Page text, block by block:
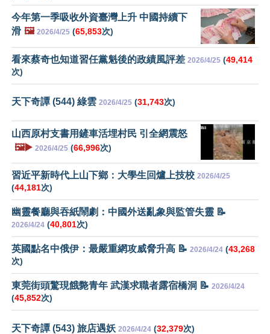
今年第一季吸收外資臺灣上升 中國持續下
滑 🖼️ 2026/4/25 (65,853次)
看來蔡奇也知道習任黨魁後的政績風評差 2026/4/25 (49,414
次)
天下奇譚 (544) 綠雲 2026/4/25 (31,743次)
山西原村支書用鏟車活埋村民 引全網震怒
🖼️▶️ 2026/4/25 (66,996次)
習近平新時代上山下鄉：大學生回爐上技校 2026/4/25
(44,181次)
幽靈餐廳與吞紙鬧劇：中國外送亂象與監管失靈 📝
2026/4/24 (40,801次)
英國點名中俄伊：最嚴重網攻威脅升高 📝 2026/4/24 (43,268
次)
東莞街頭驚現餓斃青年 武漢求職者露宿橋洞 📝 2026/4/24
(45,852次)
天下奇譚 (543) 旅店遇妖 2026/4/24 (32,379次)